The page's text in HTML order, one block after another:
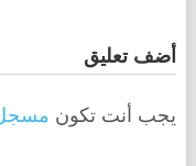
أضف تعليق
يجب أنت تكون